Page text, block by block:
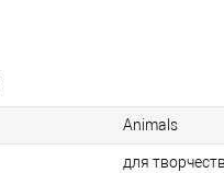
Animals
для